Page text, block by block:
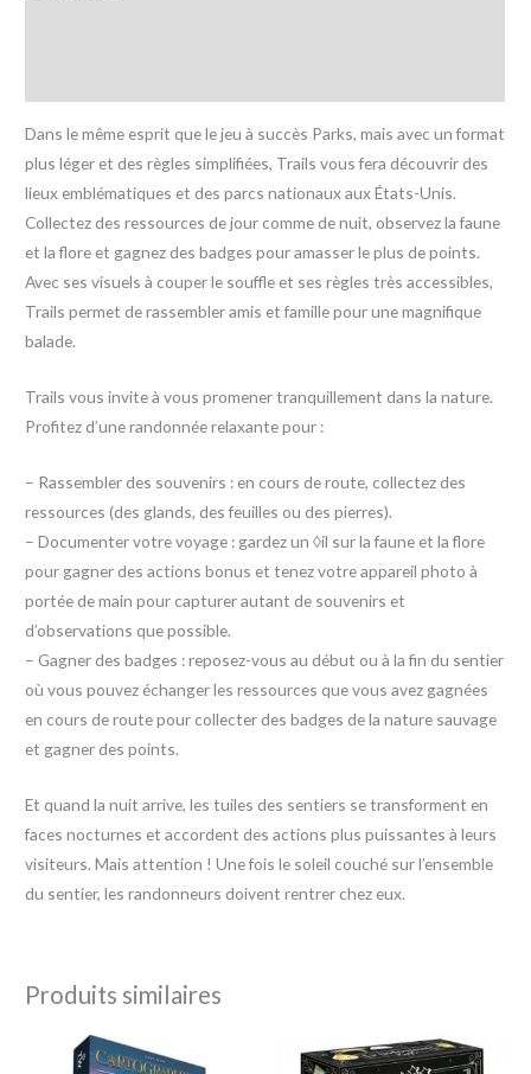
Dans le même esprit que le jeu à succès Parks, mais avec un format
plus léger et des règles simplifiées, Trails vous fera découvrir des
lieux emblématiques et des parcs nationaux aux États-Unis.
Collectez des ressources de jour comme de nuit, observez la faune
et la flore et gagnez des badges pour amasser le plus de points.
Avec ses visuels à couper le souffle et ses règles très accessibles,
Trails permet de rassembler amis et famille pour une magnifique
balade.
Trails vous invite à vous promener tranquillement dans la nature.
Profitez d’une randonnée relaxante pour :
– Rassembler des souvenirs : en cours de route, collectez des
ressources (des glands, des feuilles ou des pierres).
– Documenter votre voyage : gardez un ◊il sur la faune et la flore
pour gagner des actions bonus et tenez votre appareil photo à
portée de main pour capturer autant de souvenirs et
d’observations que possible.
– Gagner des badges : reposez-vous au début ou à la fin du sentier
où vous pouvez échanger les ressources que vous avez gagnées
en cours de route pour collecter des badges de la nature sauvage
et gagner des points.
Et quand la nuit arrive, les tuiles des sentiers se transforment en
faces nocturnes et accordent des actions plus puissantes à leurs
visiteurs. Mais attention ! Une fois le soleil couché sur l’ensemble
du sentier, les randonneurs doivent rentrer chez eux.
Produits similaires